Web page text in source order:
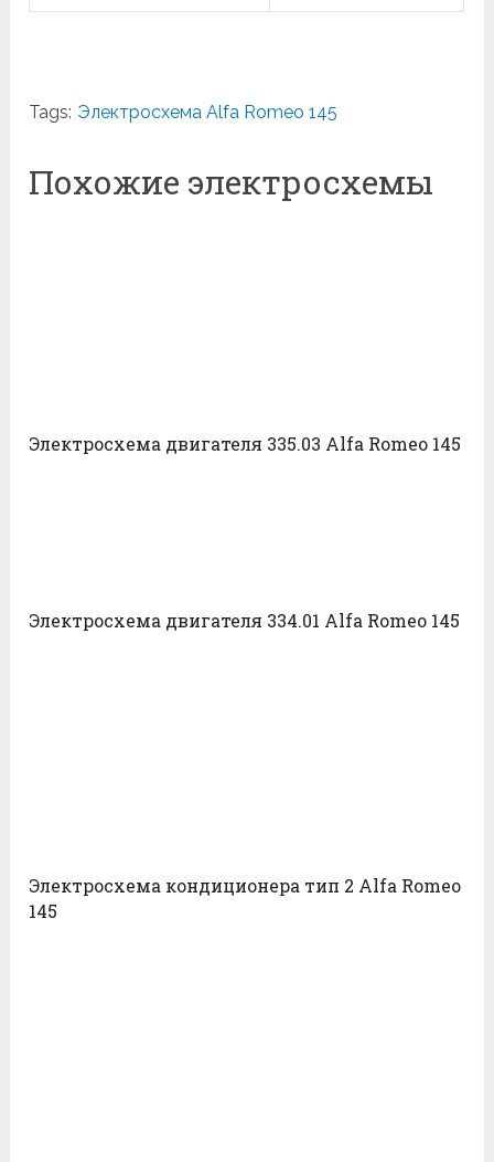
Tags: Электросхема Alfa Romeo 145
Похожие электросхемы
Электросхема двигателя 335.03 Alfa Romeo 145
Электросхема двигателя 334.01 Alfa Romeo 145
Электросхема кондиционера тип 2 Alfa Romeo
145